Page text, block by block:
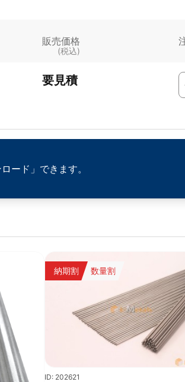
販売価格
(税込)
要見積
ード」できます。
納期割 数量割
ID: 202621